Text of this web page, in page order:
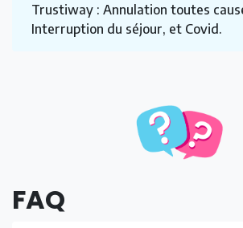
Trustiway : Annulation toutes
Interruption du séjour, et Covid.
FAQ